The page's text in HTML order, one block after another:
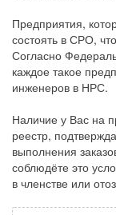
Предприятия,
состоять в СРО,
Согласно
каждое такое
инженеров в НРС.
Наличие у Вас на
реестр,
выполнения
соблюдёте это
в членстве или